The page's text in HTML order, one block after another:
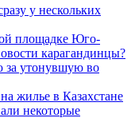
у нескольких
площадке Юго-
карагандинцы?
за утонувшую во
жилье в Казахстане
некоторые